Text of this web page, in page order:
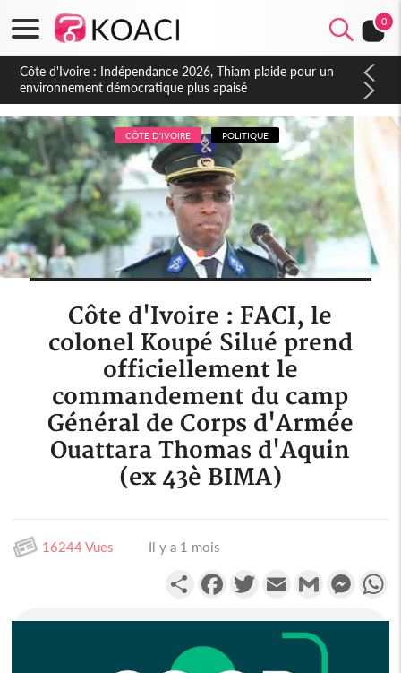
0
Côte d'Ivoire : Concours INFAS 2026, les convocations
seront disponibles à compter du samedi
CÔTE D'IVOIRE POLITIQUE
Côte d'Ivoire : FACI, le
colonel Koupé Silué prend
officiellement le
commandement du camp
Général de Corps d'Armée
Ouattara Thomas d'Aquin
(ex 43è BIMA)
16244 Vues Il y a 1 mois
PartagerFacebookTwitterEmail Gmail